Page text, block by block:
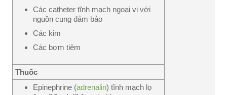
Các catheter tĩnh mạch ngoại vi với
nguồn cung đảm bảo
Các kim
Các bơm tiêm
Thuốc
Epinephrine (adrenalin) tĩnh mạch lọ